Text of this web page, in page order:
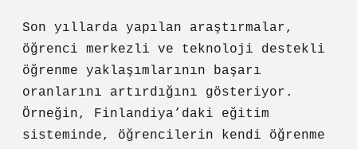
Son yıllarda yapılan araştırmalar,
öğrenci merkezli ve teknoloji destekli
öğrenme yaklaşımlarının başarı
oranlarını artırdığını gösteriyor.
Örneğin, Finlandiya’daki eğitim
sisteminde, öğrencilerin kendi öğrenme